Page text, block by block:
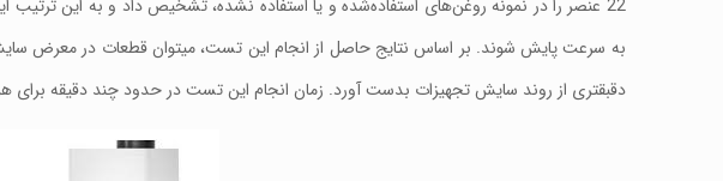
22 عنصر را در نمونه روغن‌های استفاده‌شده و یا استفاده نشده، تشخیص داد و به این
به سرعت پایش شوند. بر اساس نتایج حاصل از انجام این تست، میتوان قطعات در معرض سایش
دقبقتری از روند سایش تجهیزات بدست آورد. زمان انجام این تست در حدود چند دقیقه برای